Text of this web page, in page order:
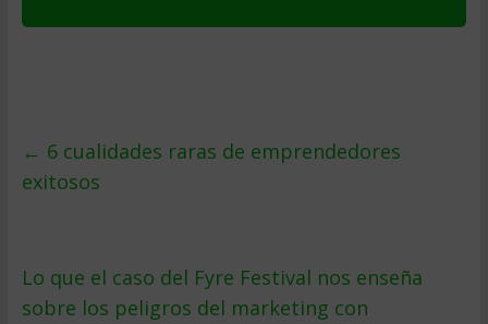
← 6 cualidades raras de emprendedores
exitosos
Lo que el caso del Fyre Festival nos enseña
sobre los peligros del marketing con